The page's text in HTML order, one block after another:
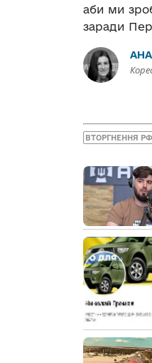
аби ми
заради
ВТОРГНЕННЯ РФ